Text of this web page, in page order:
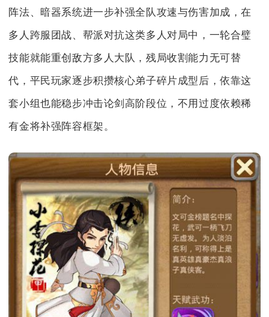
阵法、暗器系统进一步补强全队攻速与伤害加成，在
多人跨服团战、帮派对抗这类多人对局中，一轮合璧
技能就能重创敌方多人大队，残局收割能力无可替
代，平民玩家逐步积攒核心弟子碎片成型后，依靠这
套小组也能稳步冲击论剑高阶段位，不用过度依赖稀
有金将补强阵容框架。